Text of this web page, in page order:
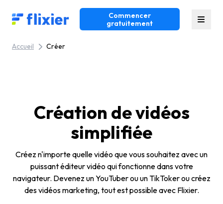
Flixier logo - Home
Commencer
gratuitement
Accueil Créer
Création de vidéos
simplifiée
Créez n'importe quelle vidéo que vous souhaitez avec un
puissant éditeur vidéo qui fonctionne dans votre
navigateur. Devenez un YouTuber ou un TikToker ou créez
des vidéos marketing, tout est possible avec Flixier.